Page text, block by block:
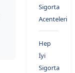
Sigorta
Acenteleri
Hep
İyi
Sigorta